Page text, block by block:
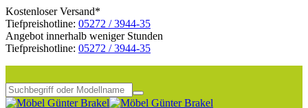
Kostenloser Versand*
Tiefpreishotline: 05272 / 3944-35
Angebot innerhalb weniger Stunden
Tiefpreishotline: 05272 / 3944-35